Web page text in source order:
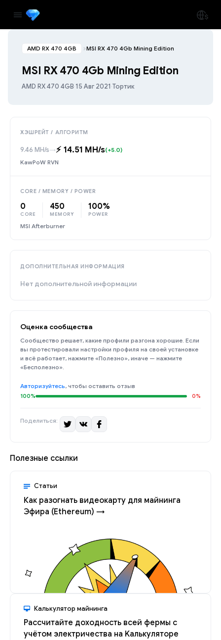
AMD RX 470 4GB MSI RX 470 4Gb Mining Edition
MSI RX 470 4Gb Mining Edition
AMD RX 470 4GB·15 Авг 2021·Тортик
ХЭШРЕЙТ / АЛГОРИТМ
9.46 MH/s→⚡️ 14.51 MH/s(+5.0)
KawPoW RVN
CORE / MEMORY / POWER
0
CORE
450
MEMORY
100%
POWER
MSI Afterburner
ДОПОЛНИТЕЛЬНАЯ ИНФОРМАЦИЯ
Нет дополнительной информации
Оценка сообщества
Сообщество решает, какие профили разгона хорошие. Если
вы протестировали настройки профиля на своей установке
и всё работает, нажмите «Полезно», иначе — нажмите
«Бесполезно».
Авторизуйтесь, чтобы оставить отзыв
100% 0%
Поделиться:
Полезные ссылки
Статьи
Как разогнать видеокарту для майнинга
Эфира (Ethereum) →
Калькулятор майнинга
Рассчитайте доходность всей фермы с
учётом электричества на Kалькуляторе